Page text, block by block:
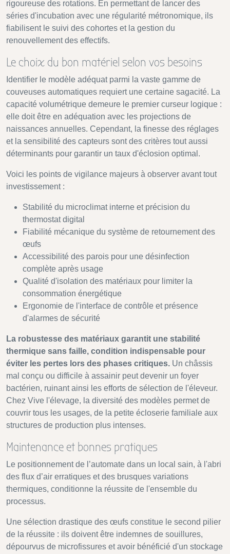
rigoureuse des rotations. En permettant de lancer des
séries d'incubation avec une régularité métronomique, ils
fiabilisent le suivi des cohortes et la gestion du
renouvellement des effectifs.
Le choix du bon matériel selon vos besoins
Identifier le modèle adéquat parmi la vaste gamme de
couveuses automatiques requiert une certaine sagacité. La
capacité volumétrique demeure le premier curseur logique :
elle doit être en adéquation avec les projections de
naissances annuelles. Cependant, la finesse des réglages
et la sensibilité des capteurs sont des critères tout aussi
déterminants pour garantir un taux d'éclosion optimal.
Voici les points de vigilance majeurs à observer avant tout
investissement :
Stabilité du microclimat interne et précision du
thermostat digital
Fiabilité mécanique du système de retournement des
œufs
Accessibilité des parois pour une désinfection
complète après usage
Qualité d'isolation des matériaux pour limiter la
consommation énergétique
Ergonomie de l'interface de contrôle et présence
d'alarmes de sécurité
La robustesse des matériaux garantit une stabilité
thermique sans faille, condition indispensable pour
éviter les pertes lors des phases critiques. Un châssis
mal conçu ou difficile à assainir peut devenir un foyer
bactérien, ruinant ainsi les efforts de sélection de l'éleveur.
Chez Vive l'élevage, la diversité des modèles permet de
couvrir tous les usages, de la petite écloserie familiale aux
structures de production plus intenses.
Maintenance et bonnes pratiques
Le positionnement de l’automate dans un local sain, à l'abri
des flux d’air erratiques et des brusques variations
thermiques, conditionne la réussite de l'ensemble du
processus.
Une sélection drastique des œufs constitue le second pilier
de la réussite : ils doivent être indemnes de souillures,
dépourvus de microfissures et avoir bénéficié d'un stockage